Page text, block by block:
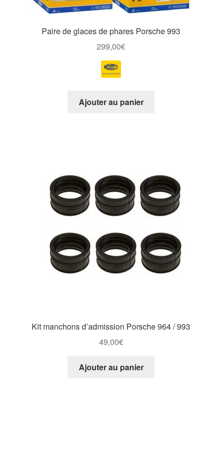
Paire de glaces de phares Porsche 993
299,00€
Ajouter au panier
Kit manchons d’admission Porsche 964 / 993
49,00€
Ajouter au panier